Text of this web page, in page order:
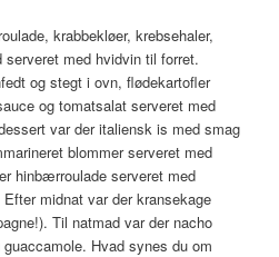
krabbekløer, krebsehaler,
med hvidvin til forret.
og stegt i ovn, flødekartofler
og tomatsalat serveret med
var der italiensk is med smag
blommer serveret med
hinbærroulade serveret med
midnat var der kransekage
Til natmad var der nacho
Hvad synes du om